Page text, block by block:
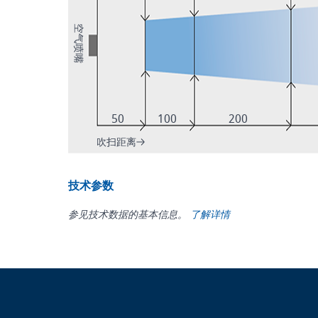
空气喷嘴
吹扫距离
50 100 200
技术参数
参见技术数据的基本信息。 了解详情